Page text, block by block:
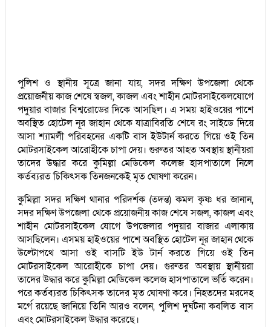
পুলিশ ও স্থানীয় সূত্রে জানা যায়, সদর দক্ষিণ উপজেলা থেকে
প্রয়োজনীয় কাজ শেষে স্বজল, কাজল এবং শাহীন মোটরসাইকেলযোগে
পদুয়ার বাজার বিশ্বরোডের দিকে আসছিল। এ সময় হাইওয়ের পাশে
অবস্থিত হোটেল নূর জাহান থেকে যাত্রাবিরতি শেষে রং সাইডে দিয়ে
আসা শ্যামলী পরিবহনের একটি বাস ইউটার্ন করতে গিয়ে ওই তিন
মোটরসাইকেল আরোহীকে চাপা দেয়। গুরুতর আহত অবস্থায় স্থানীয়রা
তাদের উদ্ধার করে কুমিল্লা মেডিকেল কলেজ হাসপাতালে নিলে
কর্তব্যরত চিকিৎসক তিনজনকেই মৃত ঘোষণা করেন।
কুমিল্লা সদর দক্ষিণ থানার পরিদর্শক (তদন্ত) কমল কৃষ্ণ ধর জানান,
সদর দক্ষিণ উপজেলা থেকে প্রয়োজনীয় কাজ শেষে সজল, কাজল এবং
শাহীন মোটরসাইকেল যোগে উপজেলার পদুয়ার বাজার এলাকায়
আসছিলেন। এসময় হাইওয়ের পাশে অবস্থিত হোটেল নূর জাহান থেকে
উল্টোপথে আসা ওই বাসটি ইউ টার্ন করতে গিয়ে ওই তিন
মোটরসাইকেল আরোহীকে চাপা দেয়। গুরুতর অবস্থায় স্থানীয়রা
তাদের উদ্ধার করে কুমিল্লা মেডিকেল কলেজ হাসপাতালে ভর্তি করেন।
পরে কর্তব্যরত চিকিৎসক তাদের মৃত ঘোষণা করে। নিহতদের মরদেহ
মর্গে রয়েছে জানিয়ে তিনি আরও বলেন, পুলিশ দুর্ঘটনা কবলিত বাস
এবং মোটরসাইকেল উদ্ধার করেছে।